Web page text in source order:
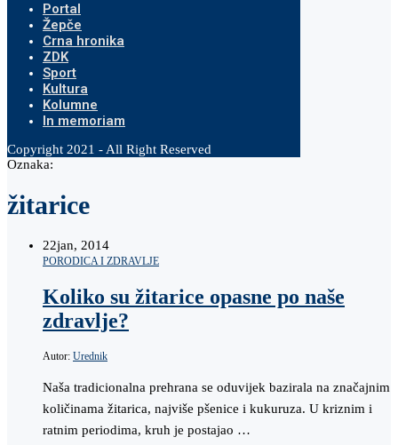
Portal
Žepče
Crna hronika
ZDK
Sport
Kultura
Kolumne
In memoriam
Copyright 2021 - All Right Reserved
Oznaka:
žitarice
22jan, 2014
PORODICA I ZDRAVLJE
Koliko su žitarice opasne po naše
zdravlje?
Autor: Urednik
Naša tradicionalna prehrana se oduvijek bazirala na značajnim
količinama žitarica, najviše pšenice i kukuruza. U kriznim i
ratnim periodima, kruh je postajao …